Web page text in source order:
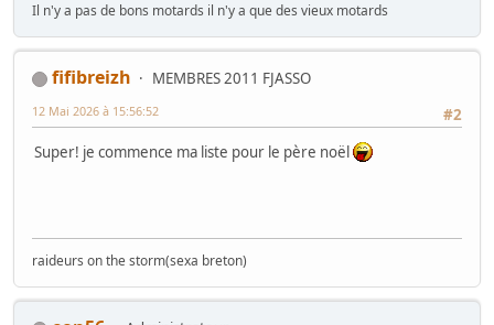
Il n'y a pas de bons motards il n'y a que des vieux motards
fifibreizh
MEMBRES 2011 FJASSO
#2
12 Mai 2026 à 15:56:52
Super! je commence ma liste pour le père noël
raideurs on the storm(sexa breton)